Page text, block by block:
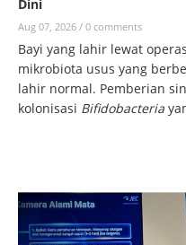
Dini
Aug 07, 2026 / 0 comments
Bayi yang lahir lewat
mikrobiota usus yang
lahir normal. Pemberian
kolonisasi Bifidobacteria